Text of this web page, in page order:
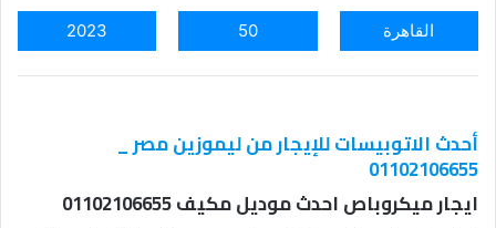
القاهرة 50
2023
أحدث الاتوبيسات للإيجار من ليموزين مصر _
01102106655
ايجار ميكروباص احدث موديل مكيف 01102106655